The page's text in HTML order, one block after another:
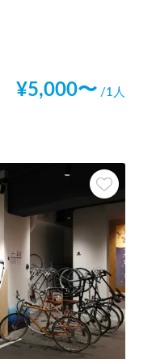
¥5,000〜 /1人